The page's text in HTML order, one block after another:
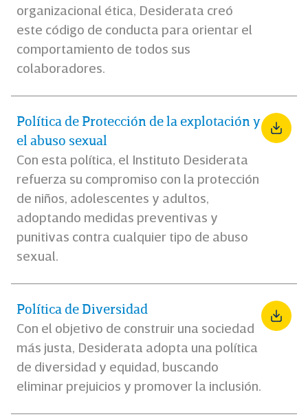
organizacional ética, Desiderata creó
este código de conducta para orientar el
comportamiento de todos sus
colaboradores.
Política de Protección de la explotación y
el abuso sexual
Con esta política, el Instituto Desiderata
refuerza su compromiso con la protección
de niños, adolescentes y adultos,
adoptando medidas preventivas y
punitivas contra cualquier tipo de abuso
sexual.
Política de Diversidad
Con el objetivo de construir una sociedad
más justa, Desiderata adopta una política
de diversidad y equidad, buscando
eliminar prejuicios y promover la inclusión.